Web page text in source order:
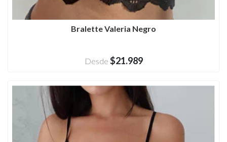
Bralette Valeria Negro
Desde $21.989